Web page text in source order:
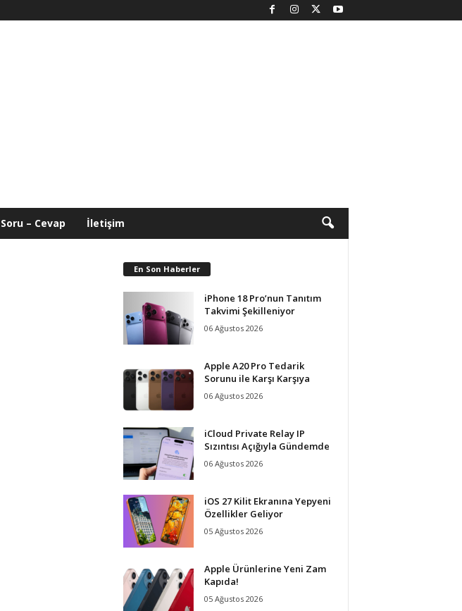
Soru – Cevap İletişim
En Son Haberler
iPhone 18 Pro’nun Tanıtım
Takvimi Şekilleniyor
06 Ağustos 2026
Apple A20 Pro Tedarik
Sorunu ile Karşı Karşıya
06 Ağustos 2026
iCloud Private Relay IP
Sızıntısı Açığıyla Gündemde
06 Ağustos 2026
iOS 27 Kilit Ekranına Yepyeni
Özellikler Geliyor
05 Ağustos 2026
Apple Ürünlerine Yeni Zam
Kapıda!
05 Ağustos 2026